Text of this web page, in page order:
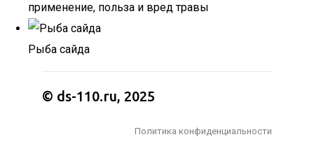
применение, польза и вред травы
Рыба сайда
© ds-110.ru, 2025
Политика конфиденциальности